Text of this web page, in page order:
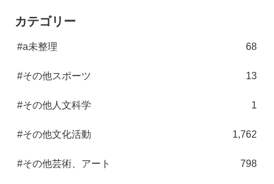
カテゴリー
#a未整理 68
#その他スポーツ 13
#その他人文科学 1
#その他文化活動 1,762
#その他芸術、アート 798